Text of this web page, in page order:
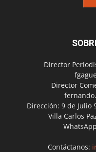
Director
Director
Dirección: 9 de Julio
Villa Carlos
Contáctanos: